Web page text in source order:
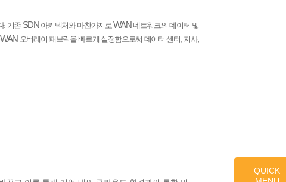
QUICK
. 기존 SDN 아키텍처와 마찬가지로WAN 네트워크의 데이터 및
오버레이 패브릭을 빠르게 설정함으로써 데이터 센터, 지사,